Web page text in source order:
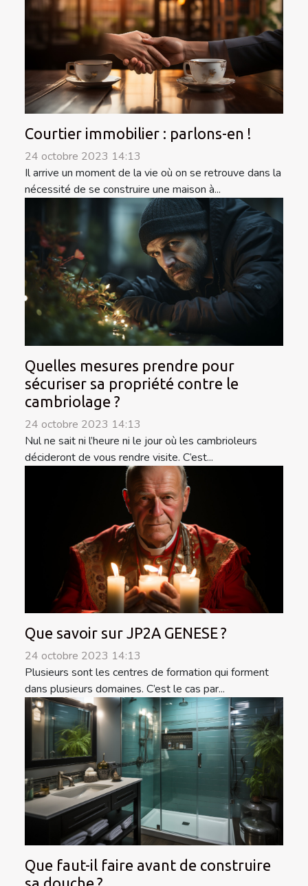
Courtier immobilier : parlons-en !
24 octobre 2023 14:13
Il arrive un moment de la vie où on se retrouve dans la
nécessité de se construire une maison à...
Quelles mesures prendre pour
sécuriser sa propriété contre le
cambriolage ?
24 octobre 2023 14:13
Nul ne sait ni l’heure ni le jour où les cambrioleurs
décideront de vous rendre visite. C’est...
Que savoir sur JP2A GENESE ?
24 octobre 2023 14:13
Plusieurs sont les centres de formation qui forment
dans plusieurs domaines. C’est le cas par...
Que faut-il faire avant de construire